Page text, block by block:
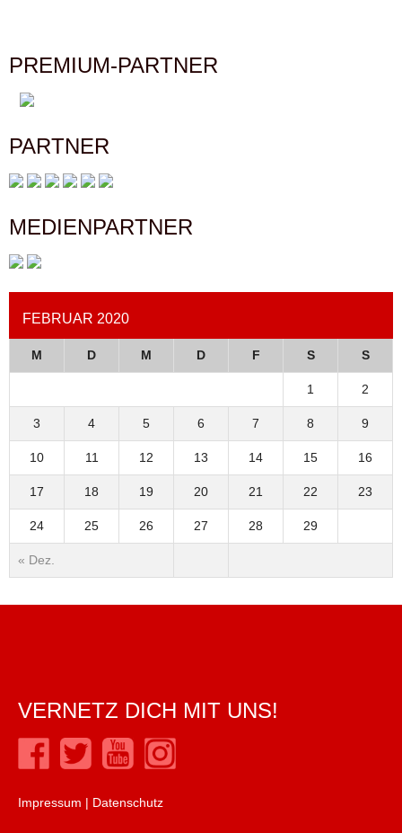
PREMIUM-PARTNER
PARTNER
MEDIENPARTNER
FEBRUAR 2020
M D M D F S S
« Dez.
1 2
3 4 5 6 7 8 9
10 11 12 13 14 15 16
17 18 19 20 21 22 23
24 25 26 27 28 29
VERNETZ DICH MIT UNS!
Impressum | Datenschutz